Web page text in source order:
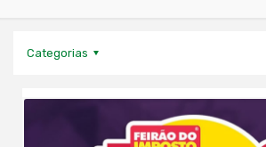
Categorias